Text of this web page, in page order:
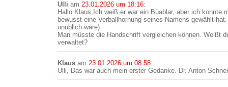
Ulli am 23.01.2026 um 18:16:
Hallo Klaus,Ich weiß er war ein Büablar, aber ich könnte
bewusst eine Verballhornung seines Namens gewählt
unüblich wäre)
Man müsste die Handschrift vergleichen können. Weißt
verwaltet?
Klaus am 23.01.2026 um 08:58:
Ulli, Das war auch mein erster Gedanke. Dr. Anton